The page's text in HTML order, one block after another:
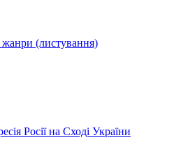
жанри (листування)
Росії на Сході України